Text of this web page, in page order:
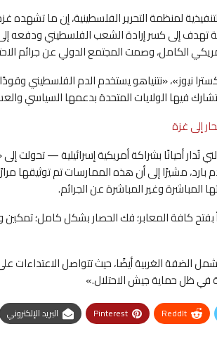
لمنظمة التحرير الفلسطينية، إن ما تشهده
إلى كسر إرادة الشعب الفلسطيني ودفعه
الكامل، وصمت المجتمع الدولي عن جرائم
نيوز»، «نتنياهو يستخدم الدم الفلسطيني وقودًا
فيها الولايات المتحدة بدعمها السياسي
إلى غزة
أحيانًا بشراكة أمريكية إسرائيلية — تحولت
بارد، مشيرًا إلى أن هذه الممارسات تم توثيقها
المباشرة وغير المباشرة عن الجرائم.
كافة المعابر؛ فك الحصار بشكل كامل؛ تمكين
الغربية أيضًا، حيث تتواصل الاعتداءات
في ظل حماية جيش الاحتلال.»
ReddIt
Pinterest البريد الإلكتروني